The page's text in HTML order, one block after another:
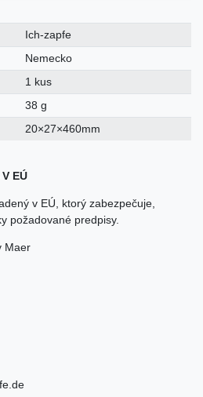
Ich-zapfe
Nemecko
1 kus
38 g
20×27×460mm
EÚ
v EÚ, ktorý zabezpečuje,
požadované predpisy.
Maer